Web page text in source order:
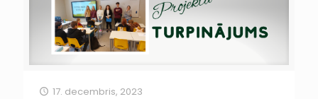
17. decembris, 2023